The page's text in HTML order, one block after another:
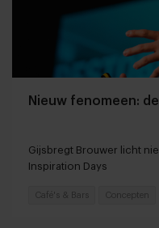
Nieuw fenomeen:
Gijsbregt Brouwer licht
Inspiration Days
Café's & Bars Concepten